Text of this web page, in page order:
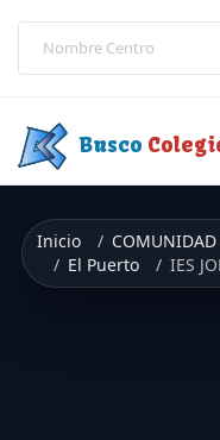
Busco
Inicio COMUNIDAD
El Puerto
IES